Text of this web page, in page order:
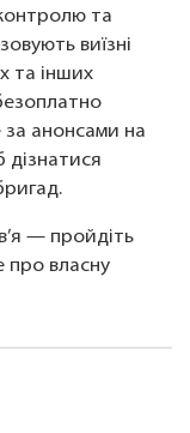
та
виїзні
та інших
за анонсами на
дізнатися
— пройдіть
про власну